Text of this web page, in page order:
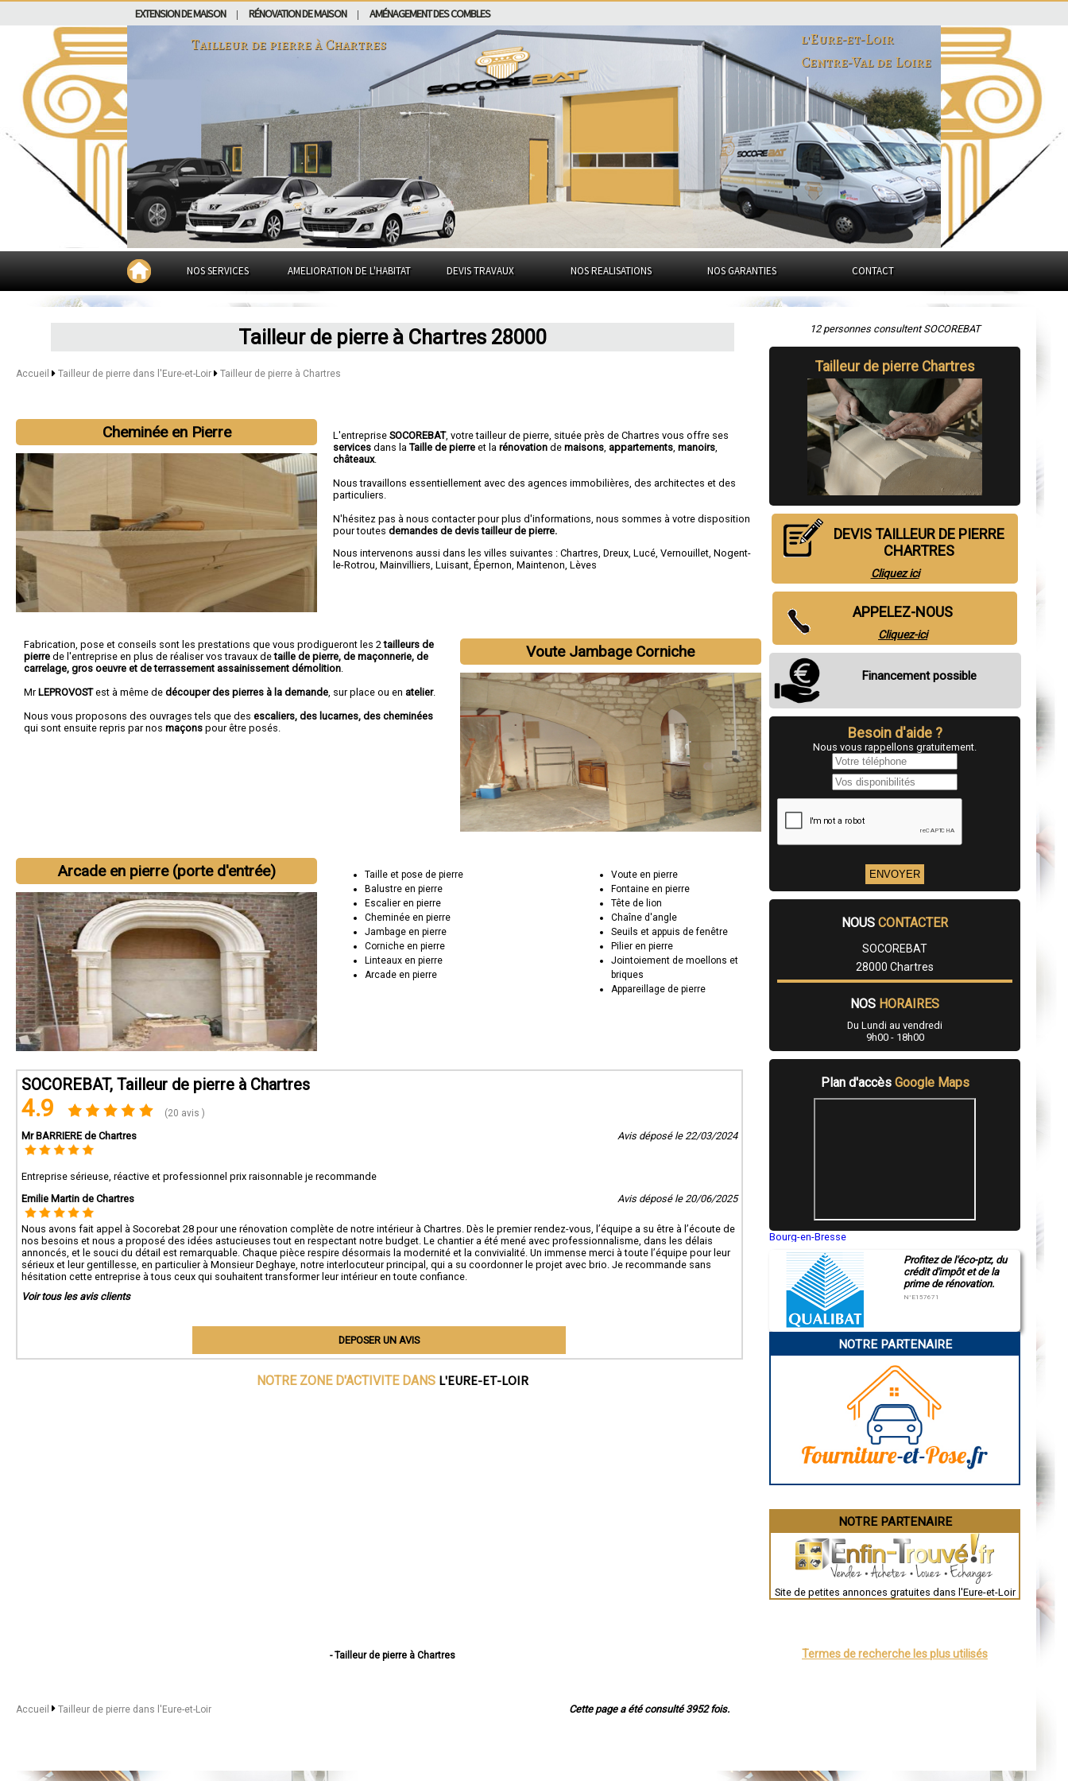
EXTENSION DE MAISON RÉNOVATION DE MAISON AMÉNAGEMENT DES COMBLES
Tailleur de pierre àChartres
l'Eure-et-Loir
Centre-Val de Loire
NOS SERVICES AMELIORATION DE L'HABITAT DEVIS TRAVAUX NOS REALISATIONS NOS GARANTIES CONTACT
Tailleur de pierre à Chartres 28000
Accueil Tailleur de pierre dans l'Eure-et-Loir Tailleur de pierre à Chartres
Cheminée en Pierre L'entrepriseSOCOREBAT,votre tailleur de pierre , située près de Chartres vous offre ses
services dans laTaille de pierre et larénovation demaisons appartements ,manoirs
châteaux.
Nous travaillons essentiellement avec des agences immobilières, des architectes et des
particuliers.
N'hésitez pas à nous contacter pour plus d'informations, nous sommes à votre disposition
pour toutesdemandes de devis tailleur de pierre.
Nous intervenons aussi dans les villes suivantes :Chartres ,Dreux ,Lucé ,Vernouillet ,Nogent-
le-Rotrou ,Mainvilliers ,Luisant ,Épernon ,Maintenon ,Lèves
Voute Jambage Corniche
Fabrication, pose et conseils sont les prestations que vous prodigueront les 2tailleurs de
pierre de l'entreprise en plus de réaliser vos travaux detaille de pierre, de maçonnerie, de
carrelage, gros oeuvre et de terrassement assainissement démolition.
Mr LEPROVOSTest à même de découper des pierres à la demande, sur place ou en atelier.
Nous vous proposons des ouvrages tels que des escaliers, des lucarnes, des cheminées
qui sont ensuite repris par nos maçons pour être posés.
Arcade en pierre (porte d'entrée)
Taille et pose de pierre
Balustre en pierre
Escalier en pierre
Cheminée en pierre
Jambage en pierre
Corniche en pierre
Linteaux en pierre
Arcade en pierre
Voute en pierre
Fontaine en pierre
Tête de lion
Chaîne d'angle
Seuils et appuis de fenêtre
Pilier en pierre
Jointoiement de moellons et
briques
Appareillage de pierre
SOCOREBAT, Tailleur de pierre à Chartres
4.9 (20 avis )
Mr BARRIERE de Chartres Avis déposé le 22/03/2024
Entreprise sérieuse, réactive et professionnel prix raisonnable je recommande
Emilie Martin de Chartres
Avis déposé le 20/06/2025
Nous avons fait appel à Socorebat 28 pour une rénovation complète de notre intérieur à Chartres. Dès le premier rendez-vous, l’équipe a su être à l’écoute de
nos besoins et nous a proposé des idées astucieuses tout en respectant notre budget. Le chantier a été mené avec professionnalisme, dans les délais
annoncés, et le souci du détail est remarquable. Chaque pièce respire désormais la modernité et la convivialité. Un immense merci à toute l’équipe pour leur
sérieux et leur gentillesse, en particulier à Monsieur Deghaye, notre interlocuteur principal, qui a su coordonner le projet avec brio. Je recommande sans
hésitation cette entreprise à tous ceux qui souhaitent transformer leur intérieur en toute confiance.
Voir tous les avis clients
DEPOSER UN AVIS
NOTRE ZONE D'ACTIVITE DANS L'EURE-ET-LOIR
- Tailleur de pierre à Chartres
Cette page a été consulté 3952 fois.
Accueil Tailleur de pierre dans l'Eure-et-Loir
12 personnes consultent SOCOREBAT
Tailleur de pierre Chartres
DEVIS TAILLEUR DE PIERRE
CHARTRES
Cliquez ici
APPELEZ-NOUS
Cliquez-ici
Financement possible
Besoin d'aide ?
Nous vous rappellons gratuitement.
NOUS CONTACTER
SOCOREBAT
28000 Chartres
NOS HORAIRES
Du Lundi au vendredi
9h00 - 18h00
Plan d'accès Google Maps
Bourg-en-Bresse
Montluçon
Manosque
Gap
Charleville-Mézières
Pamiers
Narbonne
Brive-la-Gaillarde
Guéret
Besançon
Évreux
Chartres
Nîmes
Auch
Agen
Profitez de l'éco-ptz, du
crédit d'impôt et de la
prime de rénovation.
N°E157671
NOTRE PARTENAIRE
NOTRE PARTENAIRE
Site de petites annonces gratuites dans l'Eure-et-Loir
Termes de recherche les plus utilisés